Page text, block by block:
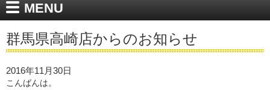
MENU
群馬県高崎店からのお知らせ
2016年11月30日
こんばんは。